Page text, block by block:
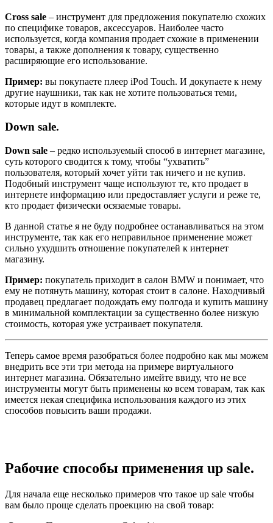
Cross sale – инструмент для предложения покупателю схожих
по специфике товаров, аксессуаров. Наиболее часто
используется, когда компания продает схожие в применении
товары, а также дополнения к товару, существенно
расширяющие его использование.
Пример: вы покупаете плеер iPod Touch. И докупаете к нему
другие наушники, так как не хотите пользоваться теми,
которые идут в комплекте.
Down sale.
Down sale – редко используемый способ в интернет магазине,
суть которого сводится к тому, чтобы “ухватить”
пользователя, который хочет уйти так ничего и не купив.
Подобный инструмент чаще используют те, кто продает в
интернете информацию или предоставляет услуги и реже те,
кто продает физически осязаемые товары.
В данной статье я не буду подробнее останавливаться на этом
инструменте, так как его неправильное применение может
сильно ухудшить отношение покупателей к интернет
магазину.
Пример: покупатель приходит в салон BMW и понимает, что
ему не потянуть машину, которая стоит в салоне. Находчивый
продавец предлагает подождать ему полгода и купить машину
в минимальной комплектации за существенно более низкую
стоимость, которая уже устраивает покупателя.
Теперь самое время разобраться более подробно как мы можем
внедрить все эти три метода на примере виртуального
интернет магазина. Обязательно имейте ввиду, что не все
инструменты могут быть применены ко всем товарам, так как
имеется некая специфика использования каждого из этих
способов повысить ваши продажи.
Рабочие способы применения up sale.
Для начала еще несколько примеров что такое up sale чтобы
вам было проще сделать проекцию на свой товар: